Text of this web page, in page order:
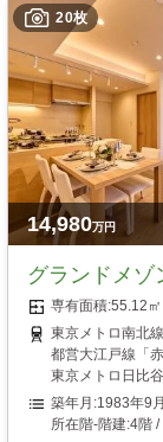
20枚
14,980万円
グランドメゾ
55.12
東京メトロ南北
都営大江戸線「
東京メトロ日比
1983年9
4階 /